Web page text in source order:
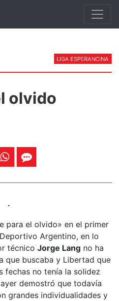
LIGA ESPERANCINA
olvido
para el olvido» en el primer
Argentino, en lo
técnico Jorge Lang no ha
que buscaba y Libertad que
fechas no tenía la solidez
demostró que todavía
grandes individualidades y